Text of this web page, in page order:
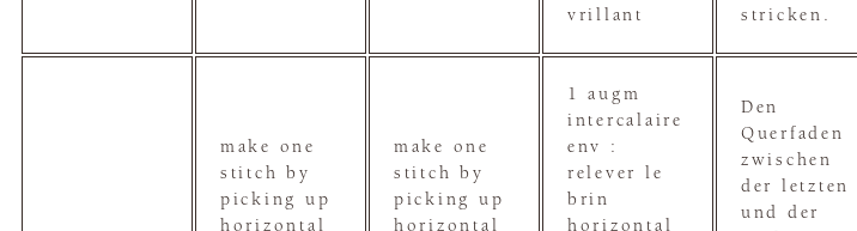
vrillant
stricken.
make one
stitch by
picking up
horizontal
make one
stitch by
picking up
horizontal
1 augm
intercalaire
env :
relever le
brin
horizontal
Den
Querfaden
zwischen
der letzten
und der